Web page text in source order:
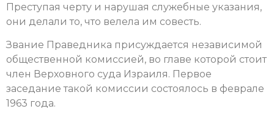
Преступая черту и нарушая служебные указания,
они делали то, что велела им совесть.
Звание Праведника присуждается независимой
общественной комиссией, во главе которой стоит
член Верховного суда Израиля. Первое
заседание такой комиссии состоялось в феврале
1963 года.